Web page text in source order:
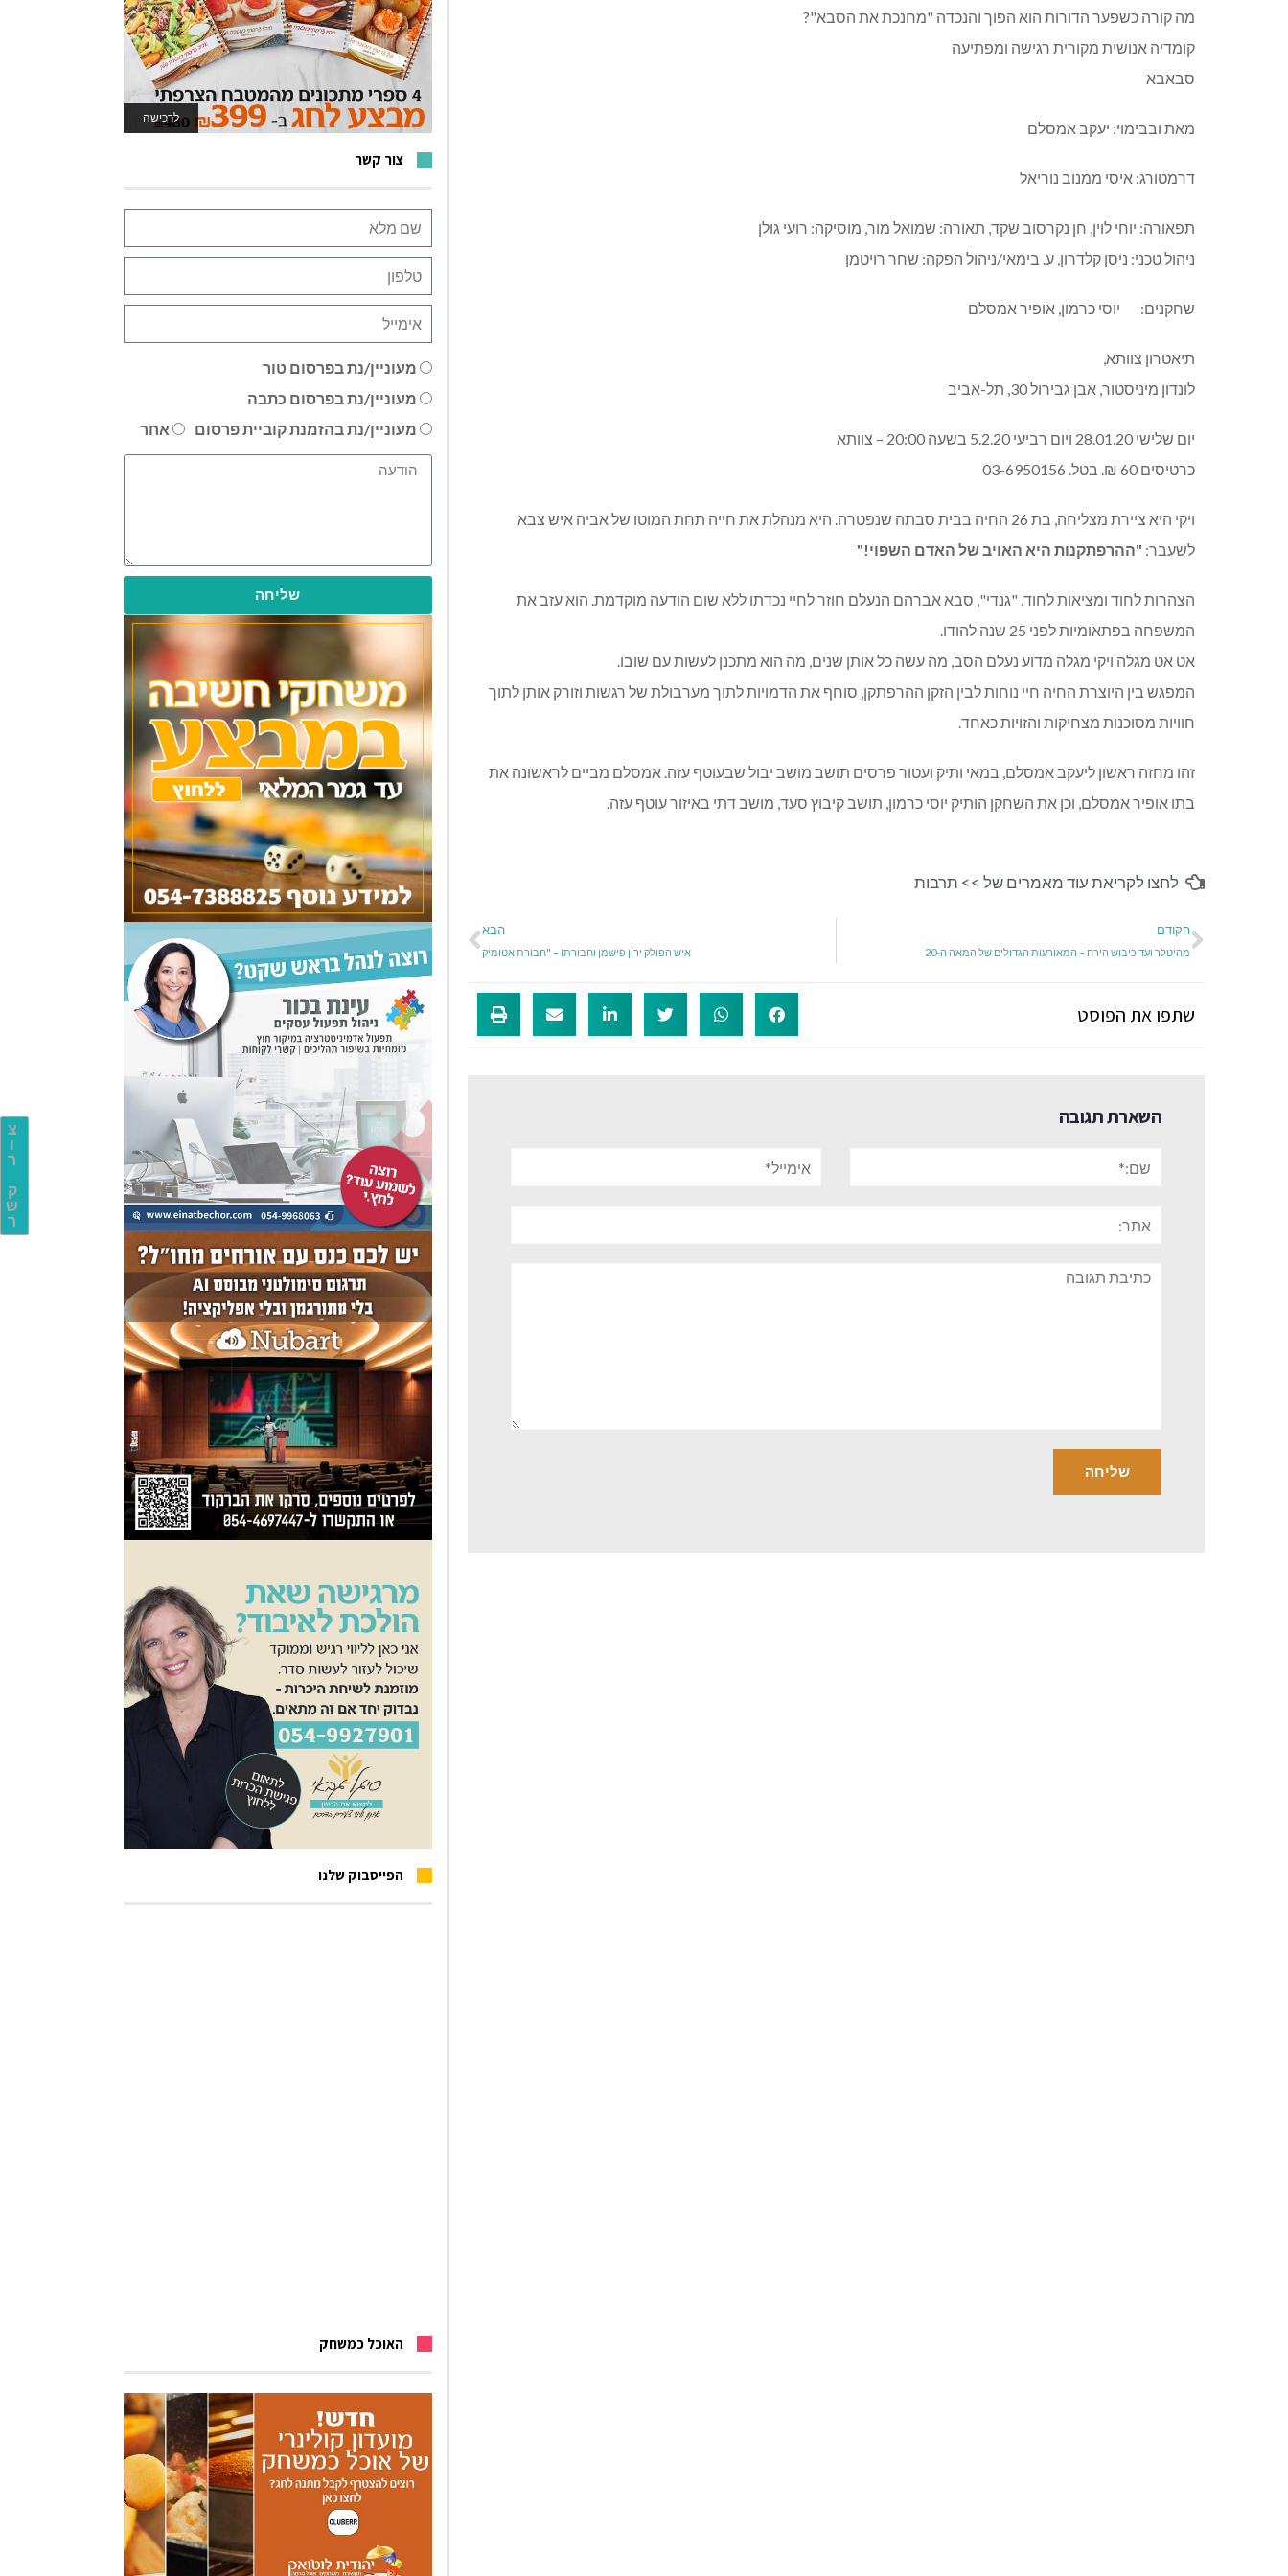
צ
ו
ר
ק
ש
ר
מה קורה כשפער הדורות הוא הפוך והנכדה "מחנכת את הסבא"?
קומדיה אנושית מקורית רגישה ומפתיעה
סבאבא
מאת ובבימוי: יעקב אמסלם
דרמטורג: איסי ממנוב נוריאל
תפאורה: יוחי לוין, חן נקרסוב שקד, תאורה: שמואל מור, מוסיקה: רועי גולן
ניהול טכני: ניסן קלדרון, ע. בימאי/ניהול הפקה: שחר רויטמן
שחקנים: יוסי כרמון, אופיר אמסלם
תיאטרון צוותא,
לונדון מיניסטור, אבן גבירול 30, תל-אביב
יום שלישי 28.01.20 ויום רביעי 5.2.20 בשעה 20:00 – צוותא
כרטיסים 60 ₪. בטל. 03-6950156
ויקי היא ציירת מצליחה, בת 26 החיה בבית סבתה שנפטרה. היא מנהלת את חייה תחת המוטו של אביה איש צבא
לשעבר: "ההרפתקנות היא האויב של האדם השפוי!"
הצהרות לחוד ומציאות לחוד. "גנדי", סבא אברהם הנעלם חוזר לחיי נכדתו ללא שום הודעה מוקדמת. הוא עזב את
המשפחה בפתאומיות לפני 25 שנה להודו.
אט אט מגלה ויקי מגלה מדוע נעלם הסב, מה עשה כל אותן שנים, מה הוא מתכנן לעשות עם שובו.
המפגש בין היוצרת החיה חיי נוחות לבין הזקן ההרפתקן, סוחף את הדמויות לתוך מערבולת של רגשות וזורק אותן לתוך
חוויות מסוכנות מצחיקות והזויות כאחד.
זהו מחזה ראשון ליעקב אמסלם, במאי ותיק ועטור פרסים תושב מושב יבול שבעוטף עזה. אמסלם מביים לראשונה את
בתו אופיר אמסלם, וכן את השחקן הותיק יוסי כרמון, תושב קיבוץ סעד, מושב דתי באיזור עוטף עזה.
לחצו לקריאת עוד מאמרים של >> תרבות
הקודם
מהיטלר ועד כיבוש הירח – המאורעות הגדולים של המאה ה-20
הבא
איש הפולק ירון פישמן וחבורתו – "חבורת אטומיק
שתפו את הפוסט
השארת תגובה
תגובה
לרכישה
לאתר המשחקים
צור קשר
מעוניין/נת בפרסום טור
מעוניין/נת בפרסום כתבה
מעוניין/נת בהזמנת קוביית פרסום
אחר
שליחה
הפייסבוק שלנו
האוכל כמשחק